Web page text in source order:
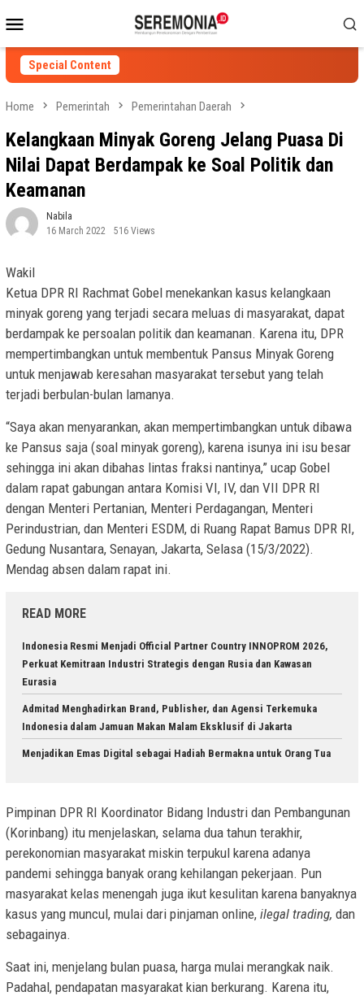
to
contentMenu
Special Content
Home Pemerintah Pemerintahan Daerah
Kelangkaan Minyak Goreng Jelang Puasa Di
Nilai Dapat Berdampak ke Soal Politik dan
Keamanan
Nabila
16 March 2022
516 Views
Wakil
Ketua DPR RI Rachmat Gobel menekankan kasus kelangkaan
minyak goreng yang terjadi secara meluas di masyarakat, dapat
berdampak ke persoalan politik dan keamanan. Karena itu, DPR
mempertimbangkan untuk membentuk Pansus Minyak Goreng
untuk menjawab keresahan masyarakat tersebut yang telah
terjadi berbulan-bulan lamanya.
“Saya akan menyarankan, akan mempertimbangkan untuk dibawa
ke Pansus saja (soal minyak goreng), karena isunya ini isu besar
sehingga ini akan dibahas lintas fraksi nantinya,” ucap Gobel
dalam rapat gabungan antara Komisi VI, IV, dan VII DPR RI
dengan Menteri Pertanian, Menteri Perdagangan, Menteri
Perindustrian, dan Menteri ESDM, di Ruang Rapat Bamus DPR RI,
Gedung Nusantara, Senayan, Jakarta, Selasa (15/3/2022).
Mendag absen dalam rapat ini.
READ MORE
Indonesia Resmi Menjadi Official Partner Country INNOPROM 2026,
Perkuat Kemitraan Industri Strategis dengan Rusia dan Kawasan
Eurasia
Admitad Menghadirkan Brand, Publisher, dan Agensi Terkemuka
Indonesia dalam Jamuan Makan Malam Eksklusif di Jakarta
Menjadikan Emas Digital sebagai Hadiah Bermakna untuk Orang Tua
Pimpinan DPR RI Koordinator Bidang Industri dan Pembangunan
(Korinbang) itu menjelaskan, selama dua tahun terakhir,
perekonomian masyarakat miskin terpukul karena adanya
pandemi sehingga banyak orang kehilangan pekerjaan. Pun
masyarakat kelas menengah juga ikut kesulitan karena banyaknya
kasus yang muncul, mulai dari pinjaman online, ilegal trading, dan
sebagainya.
Saat ini, menjelang bulan puasa, harga mulai merangkak naik.
Padahal, pendapatan masyarakat kian berkurang. Karena itu,